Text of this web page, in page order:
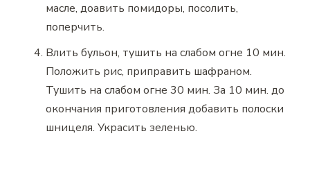
масле, доавить помидоры, посолить,
поперчить.
Влить бульон, тушить на слабом огне 10 мин.
Положить рис, приправить шафраном.
Тушить на слабом огне 30 мин. За 10 мин. до
окончания приготовления добавить полоски
шницеля. Украсить зеленью.